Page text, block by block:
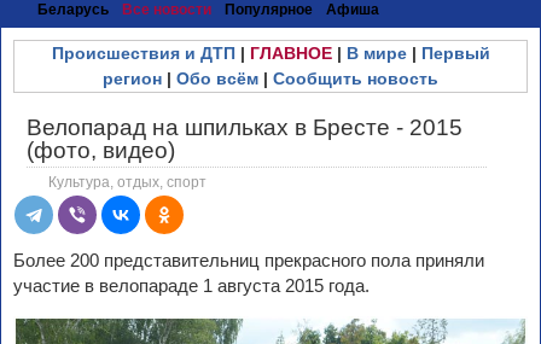
Беларусь Все новости Популярное Афиша
Происшествия и ДТП| ГЛАВНОЕ| В мире| Первый
регион | Обо всём | Сообщить новость
Велопарад на шпильках в Бресте - 2015
(фото, видео)
Культура, отдых, спорт
Более 200 представительниц прекрасного пола приняли
участие в велопараде 1 августа 2015 года.